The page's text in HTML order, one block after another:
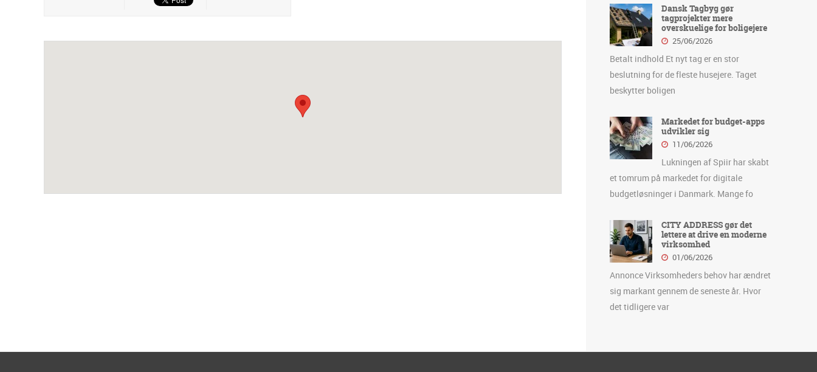
Dansk Tagbyg gør
tagprojekter mere
overskuelige for boligejere
25/06/2026
Betalt indhold Et nyt tag er en stor
beslutning for de fleste husejere. Taget
beskytter boligen
Markedet for budget-apps
udvikler sig
11/06/2026
Lukningen af Spiir har skabt
et tomrum på markedet for digitale
budgetløsninger i Danmark. Mange fo
CITY ADDRESS gør det
lettere at drive en moderne
virksomhed
01/06/2026
Annonce Virksomheders behov har ændret
sig markant gennem de seneste år. Hvor
det tidligere var